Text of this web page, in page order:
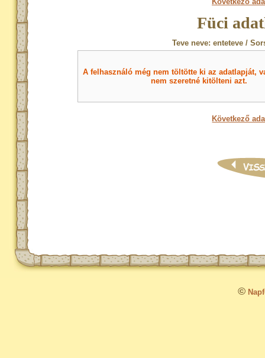
Füci
Teve neve: enteteve /
A felhasználó még nem töltötte ki az adatlapját,
nem szeretné kitölteni azt.
Következő
©